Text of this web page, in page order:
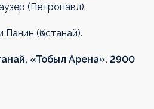
(Петропавл).
(Қостанай).
«Тобыл Арена». 2900